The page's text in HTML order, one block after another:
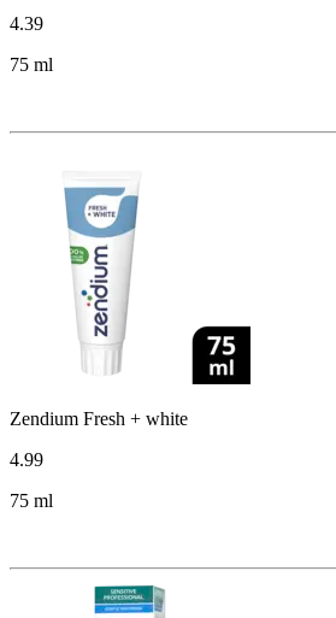
4.39
75 ml
Zendium Fresh + white
4.99
75 ml